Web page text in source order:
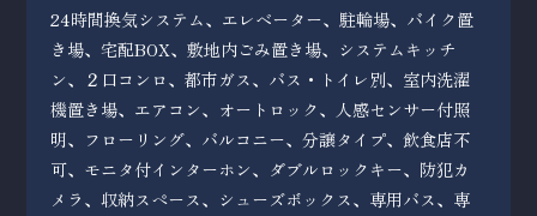
24時間換気システム、エレベーター、駐輪場、バイク置
き場、宅配BOX、敷地内ごみ置き場、システムキッチ
ン、２口コンロ、都市ガス、バス・トイレ別、室内洗濯
機置き場、エアコン、オートロック、人感センサー付照
明、フローリング、バルコニー、分譲タイプ、飲食店不
可、モニタ付インターホン、ダブルロックキー、防犯カ
メラ、収納スペース、シューズボックス、専用バス、専